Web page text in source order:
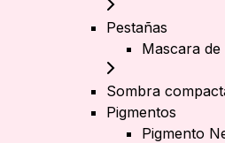
Pestañas
Mascara de
Sombra
Pigmentos
Pigmento